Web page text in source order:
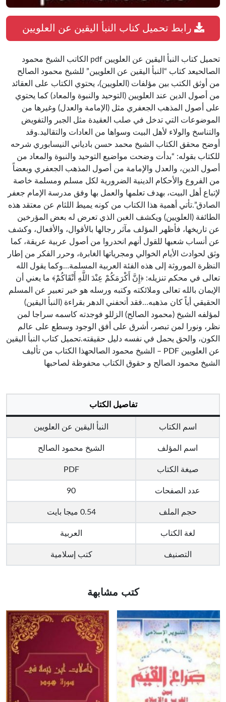
تحميل كتاب النبأ اليقين عن العلويين pdf الكاتب الشيخ محمود
الصالحيعد كتاب “النبأ اليقين عن العلويين” للشيخ محمود الصالح
من أوثق الكتب بين مؤلفات (العلويين)، يحتوي الكتاب على العقائد
من أصول الدين عند العلويين (التوحيد والنبوة والمعاد) كما يحتوي
على أصول المذهب الجعفري مثل (الإمامة والعدل) وغيرها من
الموضوعات التي تدخل في صلب العقيدة مثل الجبر والتفويض
والتناسخ والولاء لأهل البيت وسواها من العادات والتقاليد.وقد
أوضح محقق الكتاب الشيخ محمد حسن بادياني النيسابوري شرحه
للكتاب بقوله: “بدأت وضحت مواضيع التوحيد والنبوة والمعاد من
أصول الدين، والعدل والإمامة من أصول المذهب الجعفري وبعضاً
من الفروع والأحكام الدينية الضرورية لكل مسلم ومسلمة خاصة
لإتباع أهل البيت، بهدف تعلمها والعمل بها وفق مدرسة الإمام جعفر
الصادق”.تأتي أهمية هذا الكتاب من كونه يميط اللثام عن معتقد هذه
الطائفة (العلويين) ويكشف الغبن الذي تعرض له بعض المؤرخين
عن تاريخها، فأظهر المؤلف مآثر رجالها بالأقوال، والأفعال، وكشف
عن أنساب شعبها للقول أنهم انحدروا من أصول عربية عريقة، كما
وثق لحوادث الأيام الخوالي ومجرياتها الغابرة، وحرر الفكر من إطار
النظرة الموروثة إلى هذه الفئة العربية المسلمة…وكما يقول الله
تعالى في محكم تنزيله: ﴿إِنَّ أَكْرَمَكُمْ عِنْدَ اللَّهِ أَتْقَاكُمْ﴾ ما يعني أن
الإيمان بالله تعالى وملائكته وكتبه ورسله هو خير تعبير عن المسلم
الحقيقي أياً كان مذهبه…فقد أتحفني الدهر بقراءة (النبأ اليقين)
لمؤلفه الشيخ (محمود الصالح) الزللو فوجدته كاسمه سراجا لمن
نظر، ونورا لمن تبصر، أشرق على أفق الوجود وسطع على عالم
الكون، والحق يحمل في نفسه دليل حقيقته.تحميل كتاب النبأ اليقين
عن العلويين PDF – الشيخ محمود الصالحهذا الكتاب من تأليف
الشيخ محمود الصالح و حقوق الكتاب محفوظة لصاحبها
تفاصيل الكتاب
اسم الكتاب النبأ اليقين عن العلويين
اسم المؤلف الشيخ محمود الصالح
صيغة الكتاب PDF
عدد الصفحات 90
حجم الملف 0.54 ميجا بايت
لغة الكتاب العربية
التصنيف كتب إسلامية
كتب مشابهة